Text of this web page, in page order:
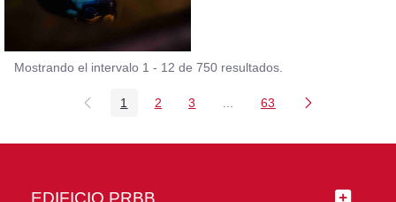
Mostrando el intervalo 1 - 12 de 750 resultados.
Página
1 Página
2 Página
3 Páginas intermedias Use
Página
63
EDIFICIO PRBB